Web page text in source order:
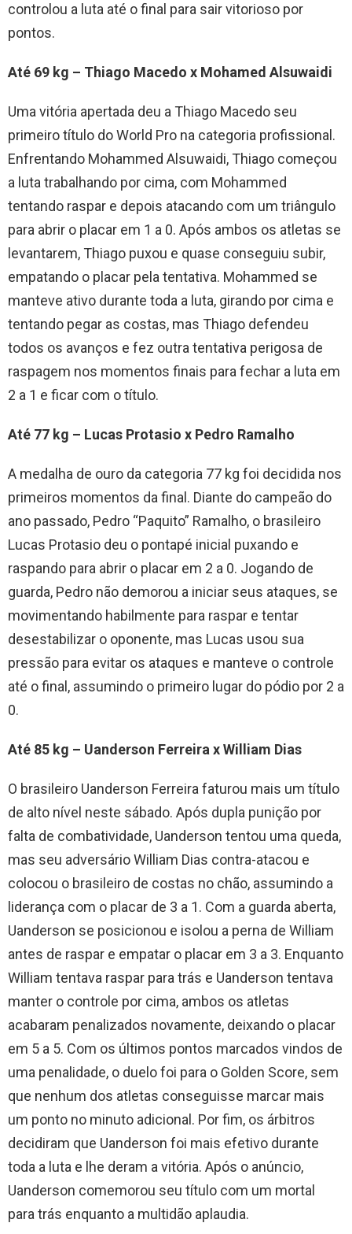
controlou a luta até o final para sair vitorioso por
pontos.
Até 69 kg – Thiago Macedo x Mohamed Alsuwaidi
Uma vitória apertada deu a Thiago Macedo seu
primeiro título do World Pro na categoria profissional.
Enfrentando Mohammed Alsuwaidi, Thiago começou
a luta trabalhando por cima, com Mohammed
tentando raspar e depois atacando com um triângulo
para abrir o placar em 1 a 0. Após ambos os atletas se
levantarem, Thiago puxou e quase conseguiu subir,
empatando o placar pela tentativa. Mohammed se
manteve ativo durante toda a luta, girando por cima e
tentando pegar as costas, mas Thiago defendeu
todos os avanços e fez outra tentativa perigosa de
raspagem nos momentos finais para fechar a luta em
2 a 1 e ficar com o título.
Até 77 kg – Lucas Protasio x Pedro Ramalho
A medalha de ouro da categoria 77 kg foi decidida nos
primeiros momentos da final. Diante do campeão do
ano passado, Pedro “Paquito” Ramalho, o brasileiro
Lucas Protasio deu o pontapé inicial puxando e
raspando para abrir o placar em 2 a 0. Jogando de
guarda, Pedro não demorou a iniciar seus ataques, se
movimentando habilmente para raspar e tentar
desestabilizar o oponente, mas Lucas usou sua
pressão para evitar os ataques e manteve o controle
até o final, assumindo o primeiro lugar do pódio por 2 a
0.
Até 85 kg – Uanderson Ferreira x William Dias
O brasileiro Uanderson Ferreira faturou mais um título
de alto nível neste sábado. Após dupla punição por
falta de combatividade, Uanderson tentou uma queda,
mas seu adversário William Dias contra-atacou e
colocou o brasileiro de costas no chão, assumindo a
liderança com o placar de 3 a 1. Com a guarda aberta,
Uanderson se posicionou e isolou a perna de William
antes de raspar e empatar o placar em 3 a 3. Enquanto
William tentava raspar para trás e Uanderson tentava
manter o controle por cima, ambos os atletas
acabaram penalizados novamente, deixando o placar
em 5 a 5. Com os últimos pontos marcados vindos de
uma penalidade, o duelo foi para o Golden Score, sem
que nenhum dos atletas conseguisse marcar mais
um ponto no minuto adicional. Por fim, os árbitros
decidiram que Uanderson foi mais efetivo durante
toda a luta e lhe deram a vitória. Após o anúncio,
Uanderson comemorou seu título com um mortal
para trás enquanto a multidão aplaudia.